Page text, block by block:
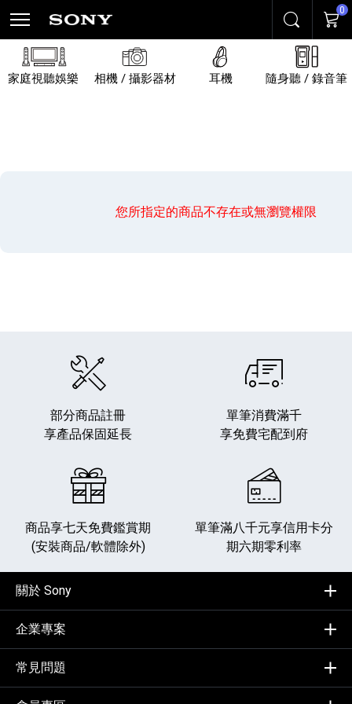
搜尋 購物
0
家庭視聽娛樂 相機 / 攝影器材 耳機 隨身聽 / 錄音筆
您所指定的商品不存在或無瀏覽權限
部分商品註冊
享產品保固延長
單筆消費滿千
享免費宅配到府
商品享七天免費鑑賞期
(安裝商品/軟體除外)
單筆滿八千元享信用卡分
期六期零利率
關於 Sony
企業專案
常見問題